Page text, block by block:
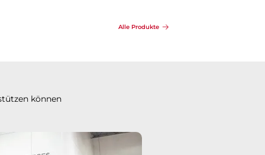
Alle Produkte
können